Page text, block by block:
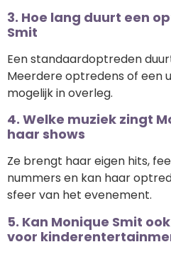
3. Hoe lang duurt een
Smit
Een standaardoptreden
Meerdere optredens of een
mogelijk in overleg.
4. Welke muziek zingt
haar shows
Ze brengt haar eigen hits,
nummers en kan haar
sfeer van het evenement.
5. Kan Monique Smit
voor